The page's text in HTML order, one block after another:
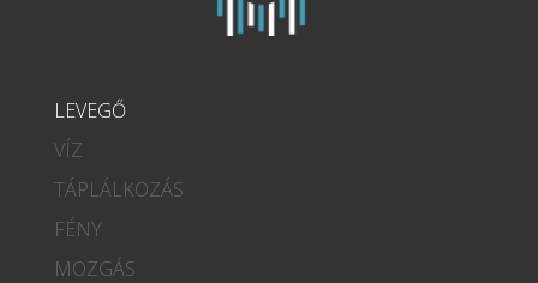
LEVEGŐ
VÍZ
TÁPLÁLKOZÁS
FÉNY
MOZGÁS